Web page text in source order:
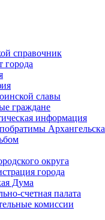
справочник
города
славы
граждане
информация
Архангельска
округа
города
Дума
счетная палата
комиссии